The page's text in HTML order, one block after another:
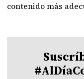
contenido más